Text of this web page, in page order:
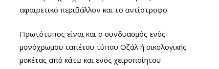
αφαιρετικό περιβάλλον και το αντίστροφο.
Πρωτότυπος είναι και ο συνδυασμός ενός
μονόχρωμου ταπέτου τύπου Οζάλ ή οικολογικής
μοκέτας από κάτω και ενός χειροποίητου